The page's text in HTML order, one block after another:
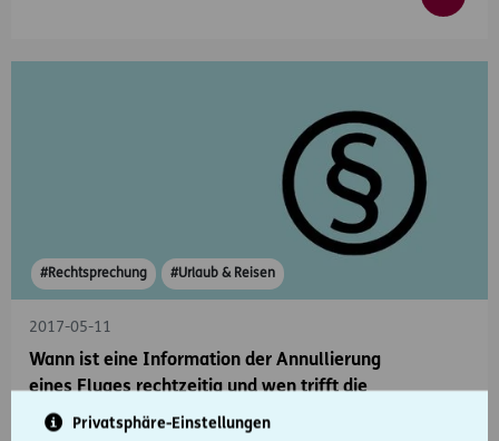
Privatsphäre-Einstellungen
#Rechtsprechung #Urlaub & Reisen
2017-05-11
Wann ist eine Information der Annullierung
eines Fluges rechtzeitig und wen trifft die
Beweislast?